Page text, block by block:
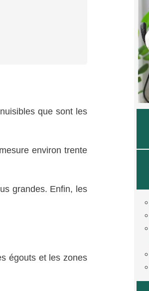
que sont les
environ trente
grandes. Enfin, les
égouts et les zones